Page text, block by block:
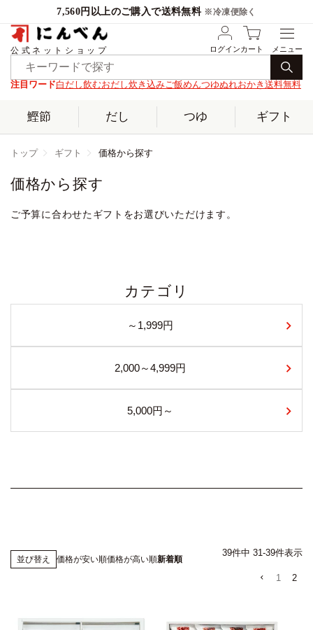
7,560円以上のご購入で送料無料 ※冷凍便除く
公式ネットショップ ログインカート
注目ワード白だし飲むおだし炊き込みご飯めんつゆぬれおかき 送料無料
鰹節 だし つゆ ギフト
トップ ギフト 価格から探す
価格から探す
ご予算に合わせたギフトをお選びいただけます。
～1,999円
2,000～4,999円
5,000円～
カテゴリ
並び替え 価格が安い順価格が高い順新着順
39件中 31-39件表示
1 2